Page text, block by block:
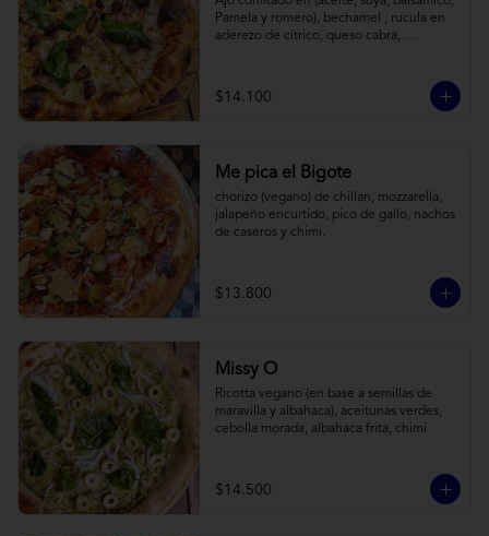
Pamela y romero), bechamel , rucula en
aderezo de cítrico, queso cabra,
$14.100
Me pica el Bigote
chorizo (vegano) de chillan, mozzarella,
jalapeño encurtido, pico de gallo, nachos
de caseros y chimi.
$13.800
Missy O
Ricotta vegano (en base a semillas de
maravilla y albahaca), aceitunas verdes,
cebolla morada, albahaca frita, chimi
$14.500